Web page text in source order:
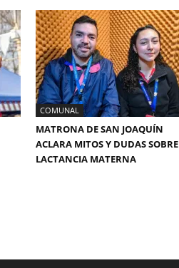
COMUNAL
MATRONA DE SAN JOAQUÍN
ACLARA MITOS Y DUDAS SOBRE
LACTANCIA MATERNA